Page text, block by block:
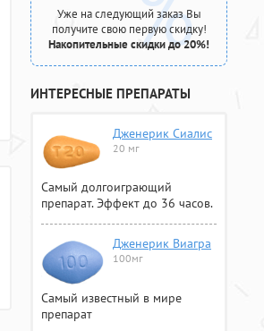
Уже на следующий заказ Вы
получите свою первую скидку!
Накопительные скидки до 20%!
ИНТЕРЕСНЫЕ ПРЕПАРАТЫ
Дженерик Сиалис
20 мг
Самый долгоиграющий
препарат. Эффект до 36 часов.
Дженерик Виагра
100мг
Самый известный в мире
препарат